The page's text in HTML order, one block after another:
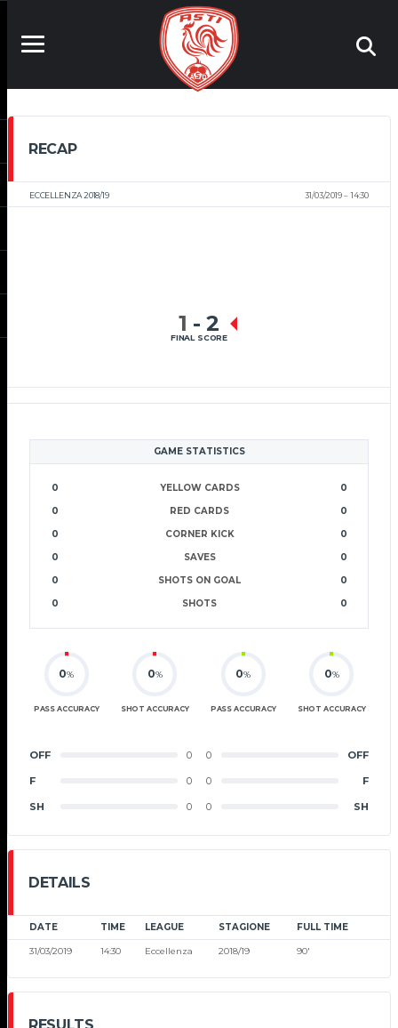
RECAP
ECCELLENZA 2018/19 31/03/2019 14:30
1 - 2
FINAL SCORE
GAME STATISTICS
0 YELLOW CARDS
0
0
RED CARDS
0
0
CORNER KICK
0
0
SAVES
0
0
SHOTS ON GOAL
0
0
SHOTS 0
0%
PASS ACCURACY
0%
SHOT ACCURACY
OFF 0
F 0
SH 0
0%
PASS ACCURACY
0%
SHOT ACCURACY
0 OFF
0 F
0 SH
DETAILS
DATE TIME LEAGUE STAGIONE FULL TIME
31/03/2019 14:30 Eccellenza 2018/19 90'
RESULTS